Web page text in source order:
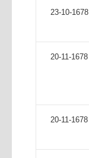
23-10-1678
20-11-1678
20-11-1678